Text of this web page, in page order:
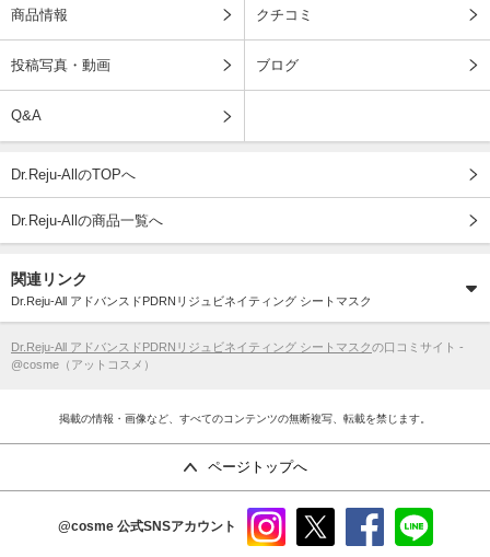
商品情報 クチコミ
投稿写真・動画 ブログ
Q&A
Dr.Reju-AllのTOPへ
Dr.Reju-Allの商品一覧へ
関連リンク
Dr.Reju-All アドバンスドPDRNリジュビネイティング シートマスク
Dr.Reju-All アドバンスドPDRNリジュビネイティング シートマスクの口コミサイト -
@cosme（アットコスメ）
掲載の情報・画像など、すべてのコンテンツの無断複写、転載を禁じます。
ページトップへ
@cosme 公式SNSアカウント